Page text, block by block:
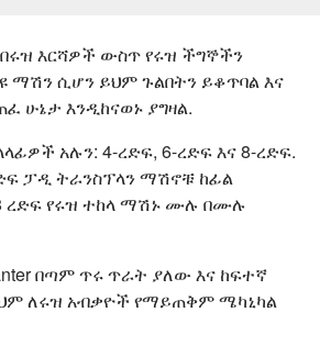
በሩዝ እርሻዎች ውስጥ የሩዝ ችግኞችን
ማሽን ሲሆን ይህም ጉልበትን ይቆጥባል እና
ሁኔታ እንዲከናወኑ ያግዛል.
አሉን: 4-ረድፍ, 6-ረድፍ እና 8-ረድፍ.
ፓዲ ትራንስፕላን ማሽኖቹ ከፊል
ረድፍ የሩዝ ተከላ ማሽኑ ሙሉ በሙሉ
በጣም ጥሩ ጥራት ያለው እና ከፍተኛ
ለሩዝ አብቃዮች የማይጠቅም ሜካኒካል